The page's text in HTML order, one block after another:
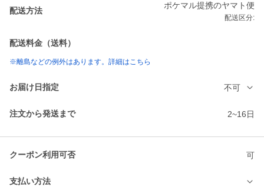
配送方法
ポケマル提携のヤマト便
配送区分:
配送料金（送料）
※離島などの例外はあります。詳細はこちら
お届け日指定 不可
注文から発送まで 2~16日
クーポン利用可否 可
支払い方法